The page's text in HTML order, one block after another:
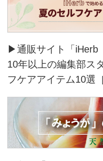
▶通販サイト「iHerb
10年以上の編集部ス
フケアアイテム10選